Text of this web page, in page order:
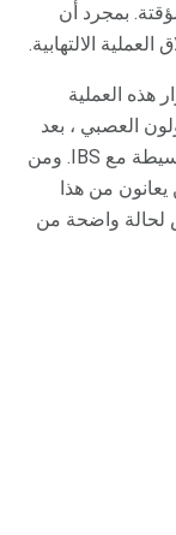
بمجرد أن
الالتهابية.
هذه العملية
العصبي ، بعد
انتهاء العدوى الرئيسية. الأمور نادرا ما تكون بسيطة مع IBS. ومن
يعانون من هذا
لحالة واضحة من